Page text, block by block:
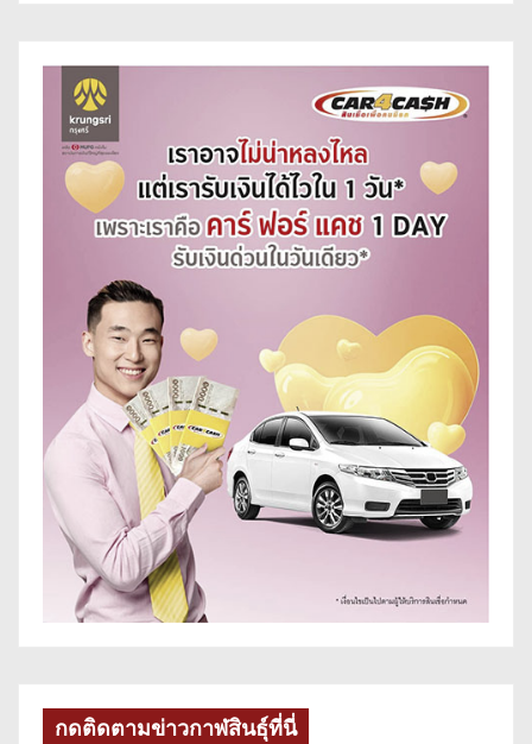
กดติดตามข่าวกาฬสินธุ์ที่นี่